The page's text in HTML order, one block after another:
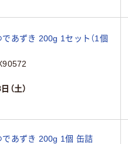
あずき 200g 1セット（1個
（土）
であずき 200g 1個 缶詰